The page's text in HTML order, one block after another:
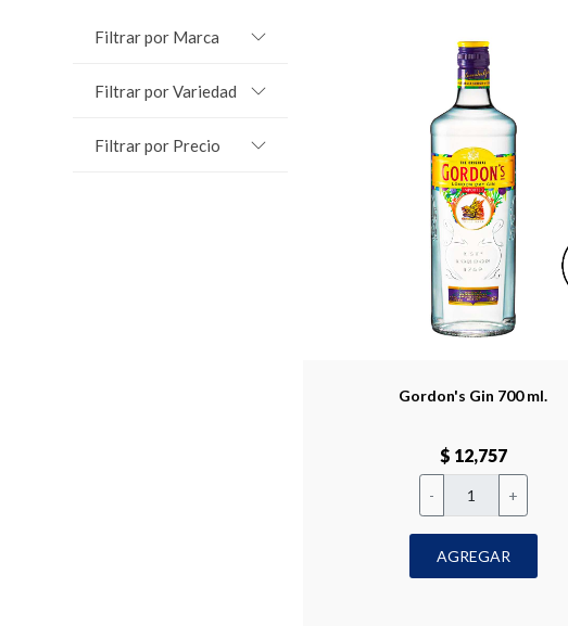
Filtrar por Marca
Filtrar por Variedad
Filtrar por Precio
Gordon's Gin 700 ml.
$ 12,757
- +
AGREGAR